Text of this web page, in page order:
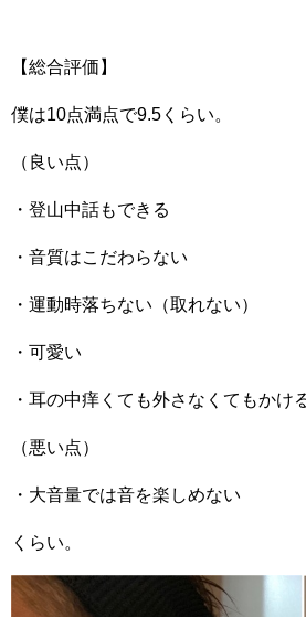
【総合評価】
僕は10点満点で9.5くらい。
（良い点）
・登山中話もできる
・音質はこだわらない
・運動時落ちない（取れない）
・可愛い
・耳の中痒くても外さなくてもかけ
（悪い点）
・大音量では音を楽しめない
くらい。